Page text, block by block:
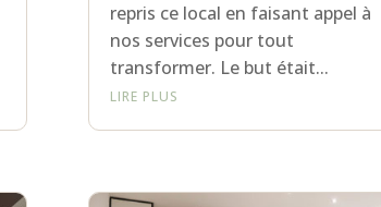
repris ce local en faisant appel à
nos services pour tout
transformer. Le but était...
LIRE PLUS